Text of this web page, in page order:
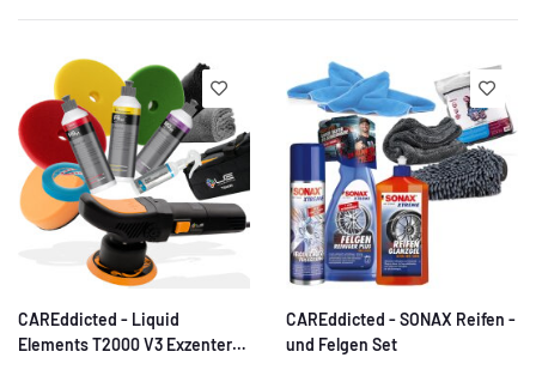
CAREddicted - Liquid
Elements T2000 V3 Exzenter
CAREddicted - SONAX Reifen -
und Felgen Set